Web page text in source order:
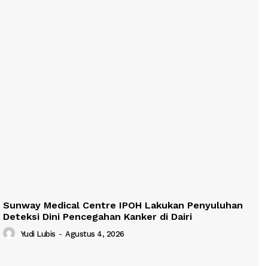
Sunway Medical Centre IPOH Lakukan Penyuluhan
Deteksi Dini Pencegahan Kanker di Dairi
Yudi Lubis - Agustus 4, 2026